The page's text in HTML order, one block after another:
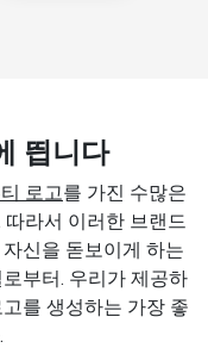
띕니다
로고를 가진 수많은
라서 이러한 브랜드
신을 돋보이게 하는
부터. 우리가 제공하
를 생성하는 가장 좋